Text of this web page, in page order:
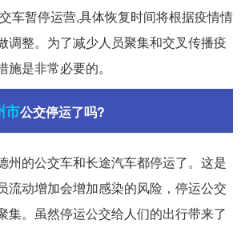
车暂停运营,具体恢复时间将根据疫情情
调整。为了减少人员聚集和交叉传播疫
是非常必要的。
市公交停运了吗?
州的公交车和长途汽车都停运了。这是
流动增加会增加感染的风险，停运公交
集。虽然停运公交给人们的出行带来了